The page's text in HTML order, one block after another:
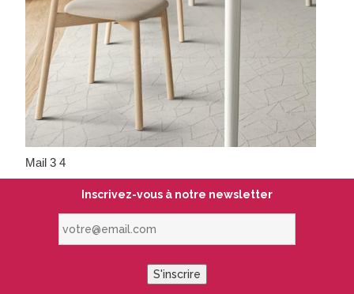
Mail 3 4
Inscrivez-vous à notre newsletter
S'inscrire